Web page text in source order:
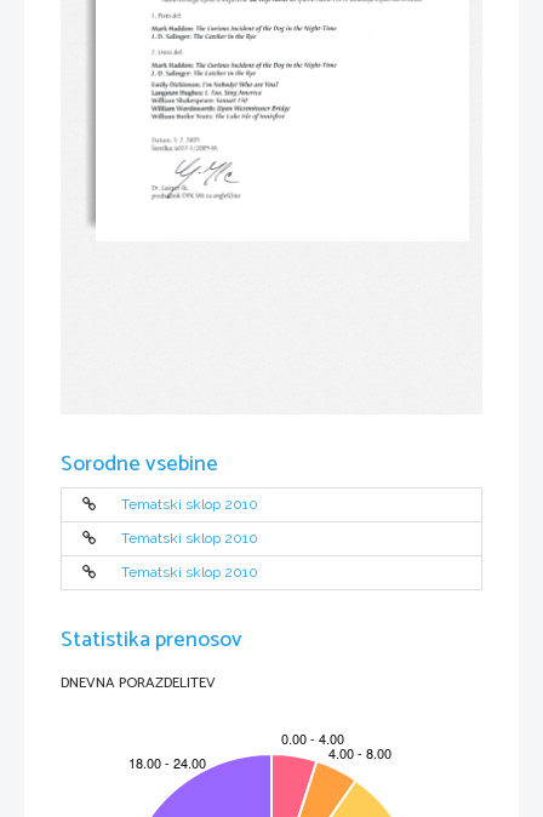
l. Pisni del:
MarkHaddon:The Curious lncident of the Dogintfu Nigfut-Time
J. D. Salinger:The Catcherinthe Rye
2. Ustni del;
MarkHaddon:The Curious lncident of the Doginthe N$ht-Time
J. D. Salinger:Thc Catcherinthe Rye
Emlly Dickinson: l'm Noboilyl Who are YouT
Langston Hughes: l, Too, SingAmerica
William Shakespeare: Sonnet 130
William Wordsworth : U p on We stminster Bidge
William Butler Yeats: The Lake lsle of lnnisfree
Datum:1.2.)009
Stevilka: 6037 -1 /2009-Mf/.
Dr. Cai
preds&nik DPK SM za angleiiino
Sorodne vsebine
Tematski sklop 2010
Tematski sklop 2010
Tematski sklop 2010
Statistika prenosov
DNEVNA PORAZDELITEV